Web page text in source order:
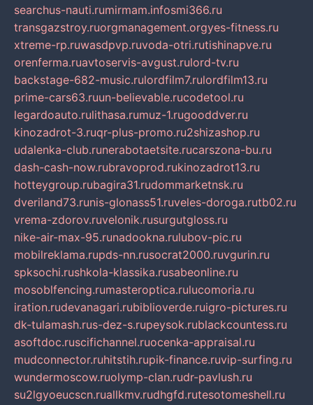
searchus-nauti.rumirmam.infosmi366.ru
transgazstroy.ruorgmanagement.orgyes-fitness.ru
xtreme-rp.ruwasdpvp.ruvoda-otri.rutishinapve.ru
orenferma.ruavtoservis-avgust.rulord-tv.ru
backstage-682-music.rulordfilm7.rulordfilm13.ru
prime-cars63.ruun-believable.rucodetool.ru
legardoauto.rulithasa.rumuz-1.rugooddver.ru
kinozadrot-3.ruqr-plus-promo.ru2shizashop.ru
udalenka-club.runerabotaetsite.rucarszona-bu.ru
dash-cash-now.rubravoprod.rukinozadrot13.ru
hotteygroup.rubagira31.rudommarketnsk.ru
dveriland73.runis-glonass51.ruveles-doroga.rutb02.ru
vrema-zdorov.ruvelonik.rusurgutgloss.ru
nike-air-max-95.runadookna.rulubov-pic.ru
mobilreklama.rupds-nn.rusocrat2000.ruvgurin.ru
spksochi.rushkola-klassika.rusabeonline.ru
mosoblfencing.rumasteroptica.rulucomoria.ru
iration.rudevanagari.rubiblioverde.ruigro-pictures.ru
dk-tulamash.rus-dez-s.rupeysok.rublackcountess.ru
asoftdoc.ruscifichannel.ruocenka-appraisal.ru
mudconnector.ruhitstih.rupik-finance.ruvip-surfing.ru
wundermoscow.ruolymp-clan.rudr-pavlush.ru
su2lgyoeucscn.ruallkmv.rudhgfd.rutesotomeshell.ru